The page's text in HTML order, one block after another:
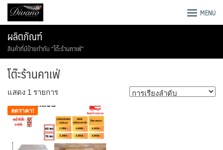
Skipโรงงานโซฟา เตียง ชุดโต๊ะอาหาร MENU
ผลิตภัณฑ์
สินค้าที่มีป้ายกำกับ “โต๊ะร้านคาเฟ่”
โต๊ะร้านคาเฟ่
แสดง 1 รายการ
ลดราคา!